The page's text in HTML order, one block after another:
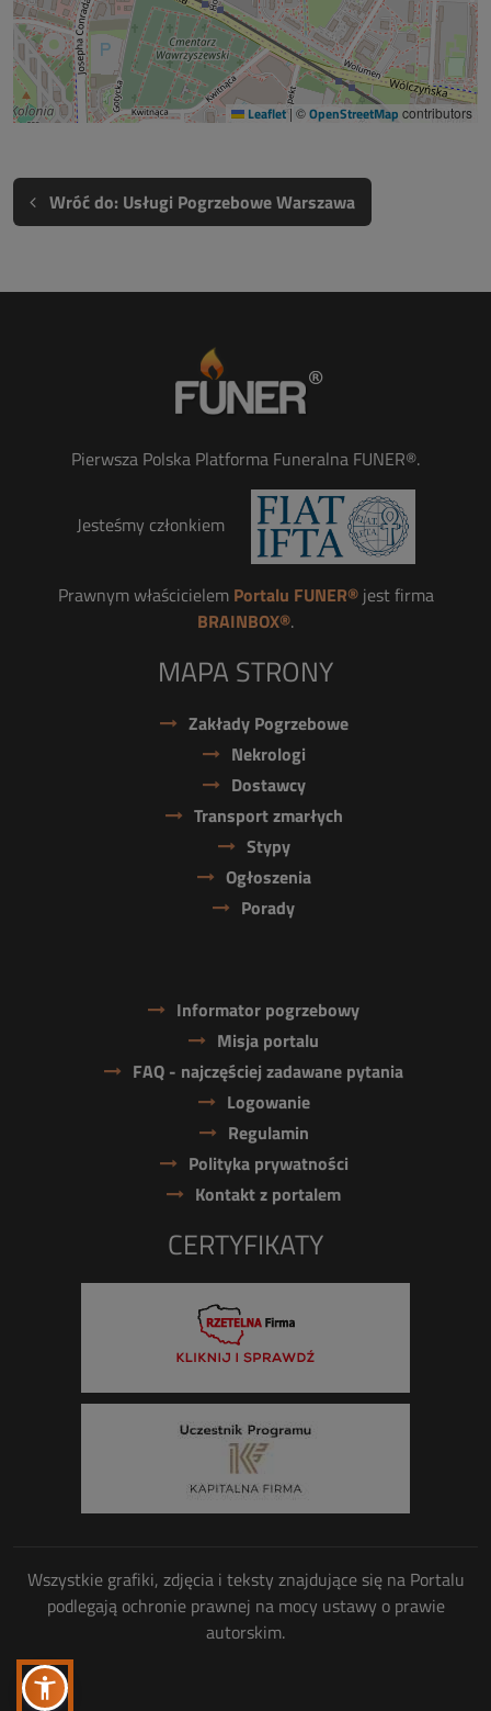
Leaflet | ©OpenStreetMap contributors
Wróć do: Usługi Pogrzebowe Warszawa
Pierwsza Polska Platforma Funeralna FUNER®.
Jesteśmy członkiem
Prawnym właścicielem Portalu FUNER®jest firma
BRAINBOX®.
MAPA STRONY
Zakłady Pogrzebowe
Nekrologi
Dostawcy
Transport zmarłych
Stypy
Ogłoszenia
Porady
Informator pogrzebowy
Misja portalu
FAQ - najczęściej zadawane pytania
Logowanie
Regulamin
Polityka prywatności
Kontakt z portalem
CERTYFIKATY
Wszystkie grafiki, zdjęcia i teksty znajdujące się na Portalu
podlegają ochronie prawnej na mocy ustawy o prawie
autorskim.